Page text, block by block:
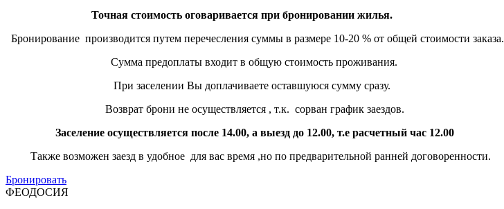
Точная стоимость оговаривается при бронировании жилья.
Бронирование производится путем перечесления суммы в размере 10-20 % от общей стоимости заказа.
Сумма предоплаты входит в общую стоимость проживания.
При заселении Вы доплачиваете оставшуюся сумму сразу.
Возврат брони не осуществляется , т.к. сорван график заездов.
Заселение осуществляется после 14.00, а выезд до 12.00, т.е расчетный час 12.00
Также возможен заезд в удобное для вас время ,но по предварительной ранней договоренности.
Бронировать
ФЕОДОСИЯ